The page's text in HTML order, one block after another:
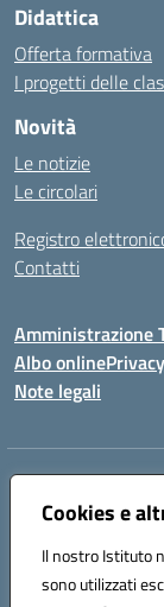
Cookies e
Il nostro Istituto
sono utilizzati
Didattica
Offerta formativa
I progetti delle
Novità
Le notizie
Le circolari
Registro
Contatti
Amministrazione
Albo online
Note legali
Indirizzo:
Centralino:
Codice fiscale: